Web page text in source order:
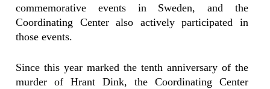
commemorative events in Sweden, and the
Coordinating Center also actively participated in
those events.
Since this year marked the tenth anniversary of the
murder of Hrant Dink, the Coordinating Center